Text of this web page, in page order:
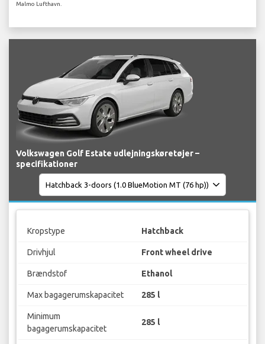
Malmo Lufthavn.
Volkswagen Golf Estate udlejningskøretøjer –
specifikationer
Kropstype Hatchback
Drivhjul Front wheel drive
Brændstof Ethanol
Max bagagerumskapacitet 285 l
Minimum
bagagerumskapacitet
285 l